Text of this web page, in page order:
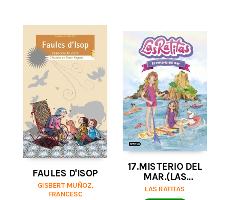
FAULES D'ISOP
GISBERT MUÑOZ,
FRANCESC
17.MISTERIO DEL
MAR.(LAS
RATITAS)
LAS RATITAS